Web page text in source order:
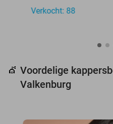
Verkocht: 88
💇 Voordelige
Valkenburg